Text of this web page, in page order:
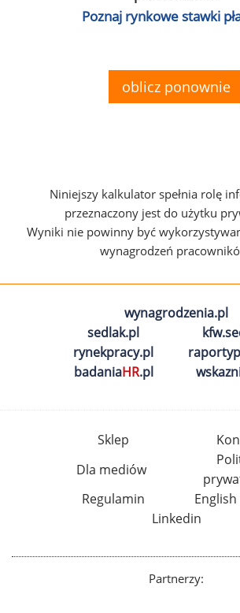
Poznaj rynkowe stawki
oblicz ponownie
Niniejszy kalkulator spełnia rolę
przeznaczony jest do użytku
Wyniki nie powinny być
wynagrodzeń
wynagrodzenia.pl
sedlak.pl
rynekpracy.pl
badaniaHR.pl
Sklep
Dla mediów
Regulamin
Linkedin
Partnerzy: